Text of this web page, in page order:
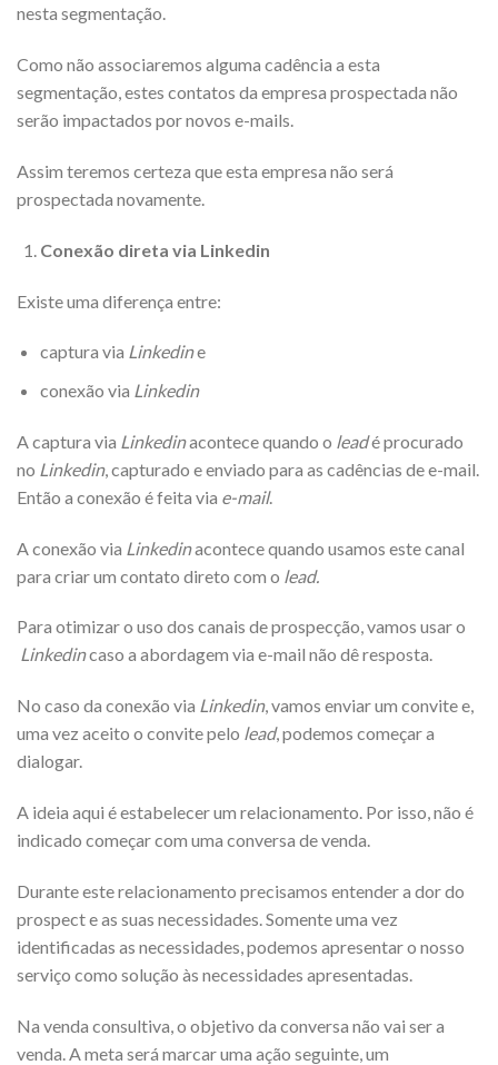
nesta segmentação.
Como não associaremos alguma cadência a esta
segmentação, estes contatos da empresa prospectada não
serão impactados por novos e-mails.
Assim teremos certeza que esta empresa não será
prospectada novamente.
Conexão direta via Linkedin
Existe uma diferença entre:
captura via Linkedine
conexão via Linkedin
A captura via Linkedinacontece quando o leadé procurado
no Linkedin, capturado e enviado para as cadências de e-mail.
Então a conexão é feita via e-mail.
A conexão via Linkedinacontece quando usamos este canal
para criar um contato direto com o lead.
Para otimizar o uso dos canais de prospecção, vamos usar o
Linkedincaso a abordagem via e-mail não dê resposta.
No caso da conexão via Linkedin, vamos enviar um convite e,
uma vez aceito o convite pelo lead, podemos começar a
dialogar.
A ideia aqui é estabelecer um relacionamento. Por isso, não é
indicado começar com uma conversa de venda.
Durante este relacionamento precisamos entender a dor do
prospect e as suas necessidades. Somente uma vez
identificadas as necessidades, podemos apresentar o nosso
serviço como solução às necessidades apresentadas.
Na venda consultiva, o objetivo da conversa não vai ser a
venda. A meta será marcar uma ação seguinte, um